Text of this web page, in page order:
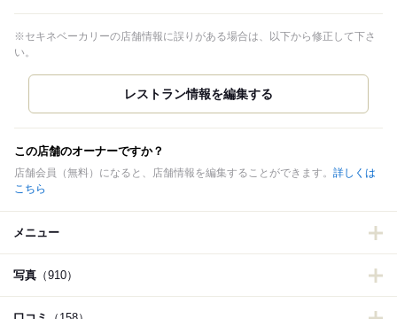
※セキネベーカリーの店舗情報に誤りがある場合は、以下から修正して下さ
い。
この店舗のオーナーですか？
店舗会員（無料）になると、店舗情報を編集することができます。 詳しくは
こちら
メニュー
写真 （910）